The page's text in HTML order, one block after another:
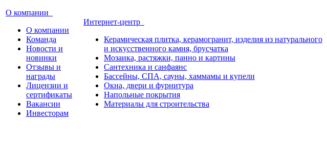
О компании
О компании
Команда
Новости и
новинки
Отзывы и
награды
Лицензии и
сертификаты
Вакансии
Инвесторам
Интернет-центр
Керамическая плитка, керамогранит, изделия из натурального
и искусственного камня, брусчатка
Мозаика, растяжки, панно и картины
Сантехника и санфаянс
Бассейны, СПА, сауны, хаммамы и купели
Окна, двери и фурнитура
Напольные покрытия
Материалы для строительства